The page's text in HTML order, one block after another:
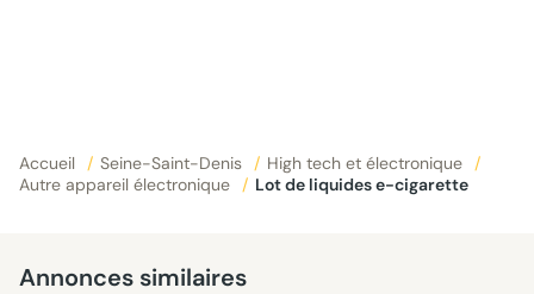
Accueil / Seine-Saint-Denis / High tech et électronique
/
Autre appareil électronique
/ Lot de liquides e-cigarette
Annonces similaires